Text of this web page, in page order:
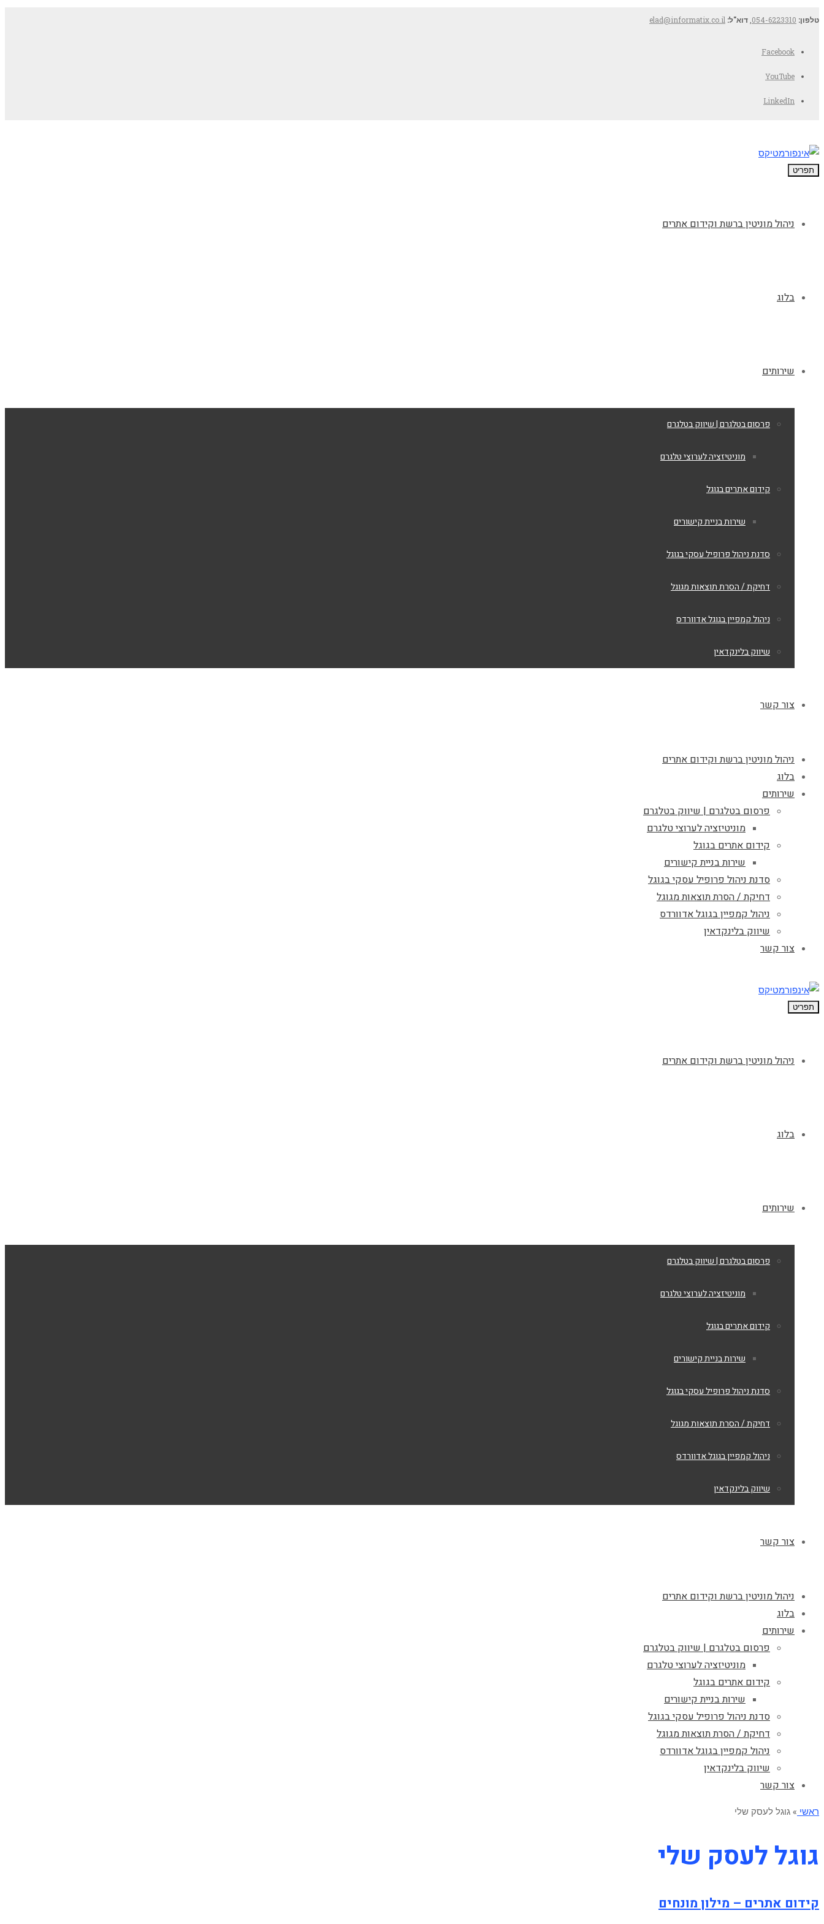
טלפון: 054-6223310 דוא"ל: elad@informatix.co.il
Facebook
YouTube
LinkedIn
תפריט
ניהול מוניטין ברשת וקידום אתרים
בלוג
שירותים
פרסום בטלגרם | שיווק בטלגרם
מוניטיזציה לערוצי טלגרם
קידום אתרים בגוגל
שירות בניית קישורים
סדנת ניהול פרופיל עסקי בגוגל
דחיקת / הסרת תוצאות מגוגל
ניהול קמפיין בגוגל אדוורדס
שיווק בלינקדאין
צור קשר
ניהול מוניטין ברשת וקידום אתרים
בלוג
שירותים
פרסום בטלגרם | שיווק בטלגרם
מוניטיזציה לערוצי טלגרם
קידום אתרים בגוגל
שירות בניית קישורים
סדנת ניהול פרופיל עסקי בגוגל
דחיקת / הסרת תוצאות מגוגל
ניהול קמפיין בגוגל אדוורדס
שיווק בלינקדאין
צור קשר
תפריט
ניהול מוניטין ברשת וקידום אתרים
בלוג
שירותים
פרסום בטלגרם | שיווק בטלגרם
מוניטיזציה לערוצי טלגרם
קידום אתרים בגוגל
שירות בניית קישורים
סדנת ניהול פרופיל עסקי בגוגל
דחיקת / הסרת תוצאות מגוגל
ניהול קמפיין בגוגל אדוורדס
שיווק בלינקדאין
צור קשר
ניהול מוניטין ברשת וקידום אתרים
בלוג
שירותים
פרסום בטלגרם | שיווק בטלגרם
מוניטיזציה לערוצי טלגרם
קידום אתרים בגוגל
שירות בניית קישורים
סדנת ניהול פרופיל עסקי בגוגל
דחיקת / הסרת תוצאות מגוגל
ניהול קמפיין בגוגל אדוורדס
שיווק בלינקדאין
צור קשר
ראשי » גוגל לעסק שלי
גוגל לעסק שלי
קידום אתרים – מילון מונחים